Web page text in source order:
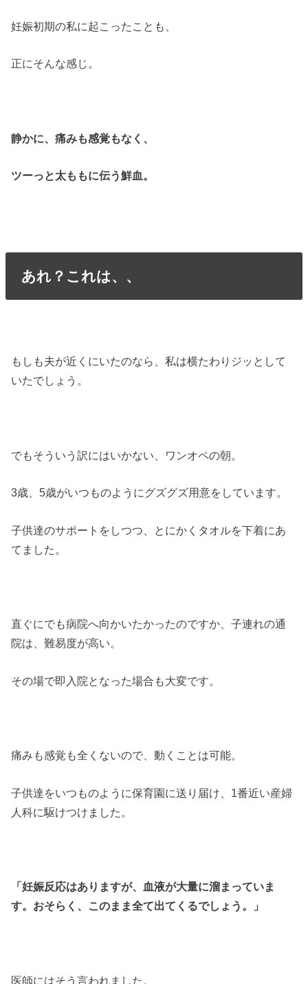
妊娠初期の私に起こったことも、
正にそんな感じ。
静かに、痛みも感覚もなく、
ツーっと太ももに伝う鮮血。
あれ？これは、、
もしも夫が近くにいたのなら、私は横たわりジッとして
いたでしょう。
でもそういう訳にはいかない、ワンオペの朝。
3歳、5歳がいつものようにグズグズ用意をしています。
子供達のサポートをしつつ、とにかくタオルを下着にあ
てました。
直ぐにでも病院へ向かいたかったのですか、子連れの通
院は、難易度が高い。
その場で即入院となった場合も大変です。
痛みも感覚も全くないので、動くことは可能。
子供達をいつものように保育園に送り届け、1番近い産婦
人科に駆けつけました。
「妊娠反応はありますが、血液が大量に溜まっていま
す。おそらく、このまま全て出てくるでしょう。」
医師にはそう言われました。